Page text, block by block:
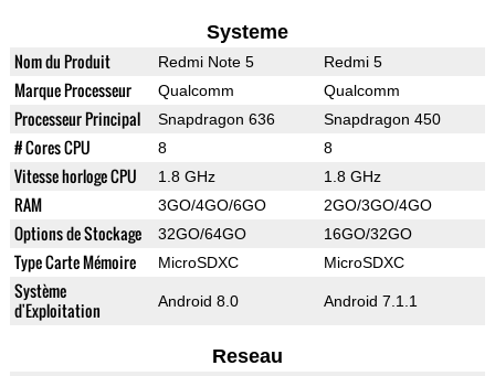
Systeme
Nom du Produit Redmi Note 5 Redmi 5
Marque Processeur Qualcomm Qualcomm
Processeur Principal Snapdragon 636 Snapdragon 450
# Cores CPU 8 8
Vitesse horloge CPU 1.8 GHz 1.8 GHz
RAM 3GO/4GO/6GO 2GO/3GO/4GO
Options de Stockage 32GO/64GO 16GO/32GO
Type Carte Mémoire MicroSDXC MicroSDXC
Système
d'Exploitation
Android 8.0 Android 7.1.1
Reseau